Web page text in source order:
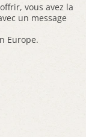
vous avez la
un message
Europe.